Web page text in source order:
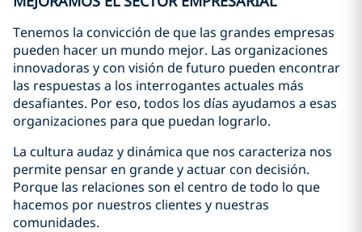
Tenemos la convicción de que las grandes empresas
pueden hacer un mundo mejor. Las organizaciones
innovadoras y con visión de futuro pueden encontrar
las respuestas a los interrogantes actuales más
desafiantes. Por eso, todos los días ayudamos a esas
organizaciones para que puedan lograrlo.
La cultura audaz y dinámica que nos caracteriza nos
permite pensar en grande y actuar con decisión.
Porque las relaciones son el centro de todo lo que
hacemos por nuestros clientes y nuestras
comunidades.